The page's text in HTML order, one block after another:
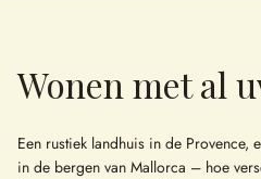
Wonen met al
Een rustiek landhuis in de Provence,
in de bergen van Mallorca – hoe